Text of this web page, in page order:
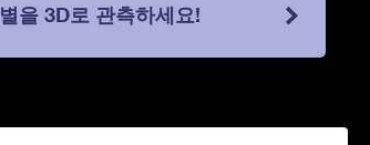
별을 3D로 관측하세요!